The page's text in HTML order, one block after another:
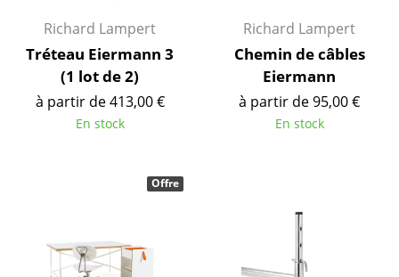
Coussins
Tapis
Rideaux
... voir tous les accessoires
Salon et Salle de séjour
Richard Lampert
Tréteau Eiermann 3
(1 lot de 2)
à partir de 413,00 €
En stock
Richard Lampert
Chemin de câbles
Eiermann
à partir de 95,00 €
En stock
Offre